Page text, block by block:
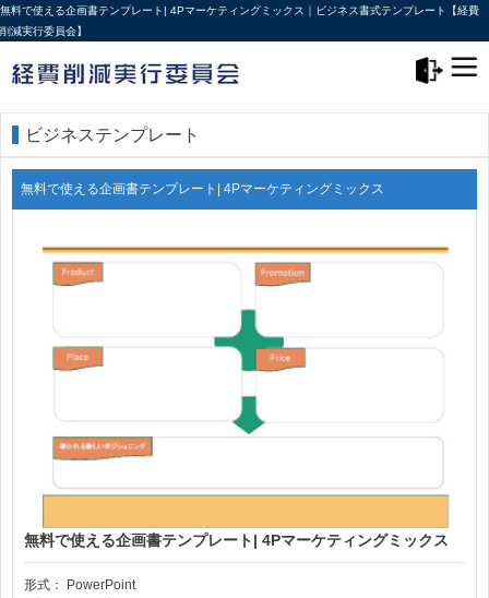
無料で使える企画書テンプレート| 4Pマーケティングミックス｜ビジネス書式テンプレート【経費
削減実行委員会】
ビジネステンプレート
無料で使える企画書テンプレート| 4Pマーケティングミックス
無料で使える企画書テンプレート| 4Pマーケティングミックス
形式：
PowerPoint